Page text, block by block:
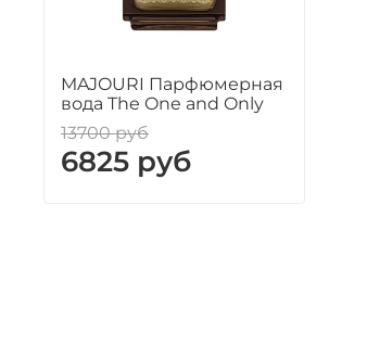
MAJOURI Парфюмерная
вода The One and Only
13700 руб
6825 руб